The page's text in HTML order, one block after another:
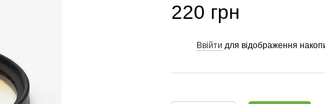
220 грн
Ввійти для відображення